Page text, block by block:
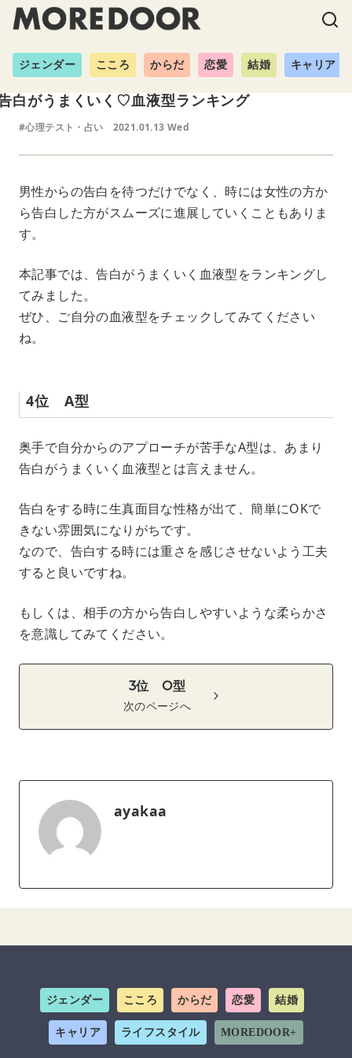
ジェンダー こころ からだ 恋愛 結婚 キャリア
白がうまくいく♡血液型ランキング
#心理テスト・占い 2021.01.13 Wed
男性からの告白を待つだけでなく、時には女性の方か
ら告白した方がスムーズに進展していくこともありま
す。
本記事では、告白がうまくいく血液型をランキングし
てみました。
ぜひ、ご自分の血液型をチェックしてみてください
ね。
4位 A型
奥手で自分からのアプローチが苦手なA型は、あまり
告白がうまくいく血液型とは言えません。
告白をする時に生真面目な性格が出て、簡単にOKで
きない雰囲気になりがちです。
なので、告白する時には重さを感じさせないよう工夫
すると良いですね。
もしくは、相手の方から告白しやすいような柔らかさ
を意識してみてください。
3位 O型
次のページへ
ayakaa
ジェンダー こころ からだ 恋愛 結婚
キャリア ライフスタイル MOREDOOR+